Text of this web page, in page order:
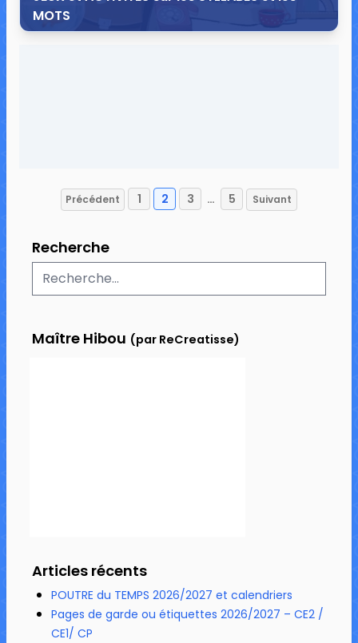
MOTS
Pagination
Précédent 1 2 3 … 5 Suivant
Recherche
Maître Hibou (par ReCreatisse)
Articles récents
POUTRE du TEMPS 2026/2027 et calendriers
Pages de garde ou étiquettes 2026/2027 – CE2 /
CE1/ CP